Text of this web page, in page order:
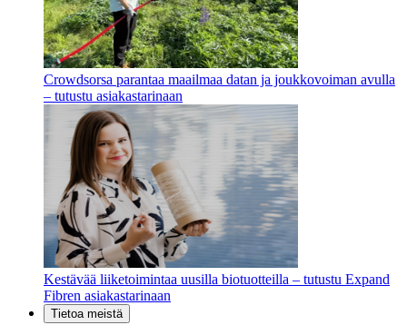
Crowdsorsa parantaa maailmaa datan ja joukkovoiman avulla
– tutustu asiakastarinaan
Kestävää liiketoimintaa uusilla biotuotteilla – tutustu Expand
Fibren asiakastarinaan
Tietoa meistä